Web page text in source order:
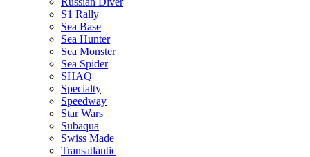
S1 Rally
Sea Base
Sea Hunter
Sea Monster
Sea Spider
SHAQ
Specialty
Speedway
Star Wars
Subaqua
Swiss Made
Transatlantic